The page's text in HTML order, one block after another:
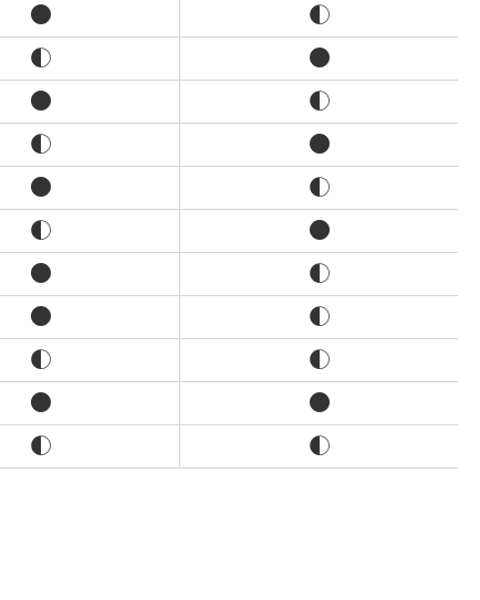
●
◐
◐
●
● ◐
◐
●
●
◐
◐
●
●
◐
● ◐
◐ ◐
●
●
◐
◐